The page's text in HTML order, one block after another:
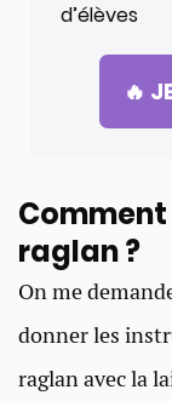
d’élèves
🔥
raglan ?​
On me
donner les
raglan avec la